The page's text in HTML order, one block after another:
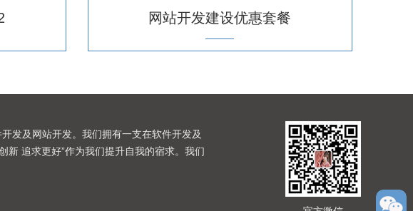
网站开发建设优惠套餐
发及网站开发。我们拥有一支在软件开发及
新 追求更好”作为我们提升自我的宿求。我们